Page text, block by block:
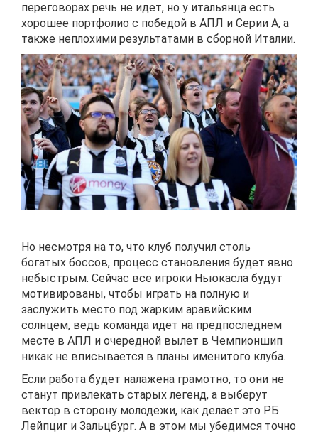
переговорах речь не идет, но у итальянца есть
хорошее портфолио с победой в АПЛ и Серии А, а
также неплохими результатами в сборной Италии.
Но несмотря на то, что клуб получил столь
богатых боссов, процесс становления будет явно
небыстрым. Сейчас все игроки Ньюкасла будут
мотивированы, чтобы играть на полную и
заслужить место под жарким аравийским
солнцем, ведь команда идет на предпоследнем
месте в АПЛ и очередной вылет в Чемпионшип
никак не вписывается в планы именитого клуба.
Если работа будет налажена грамотно, то они не
станут привлекать старых легенд, а выберут
вектор в сторону молодежи, как делает это РБ
Лейпциг и Зальцбург. А в этом мы убедимся точно